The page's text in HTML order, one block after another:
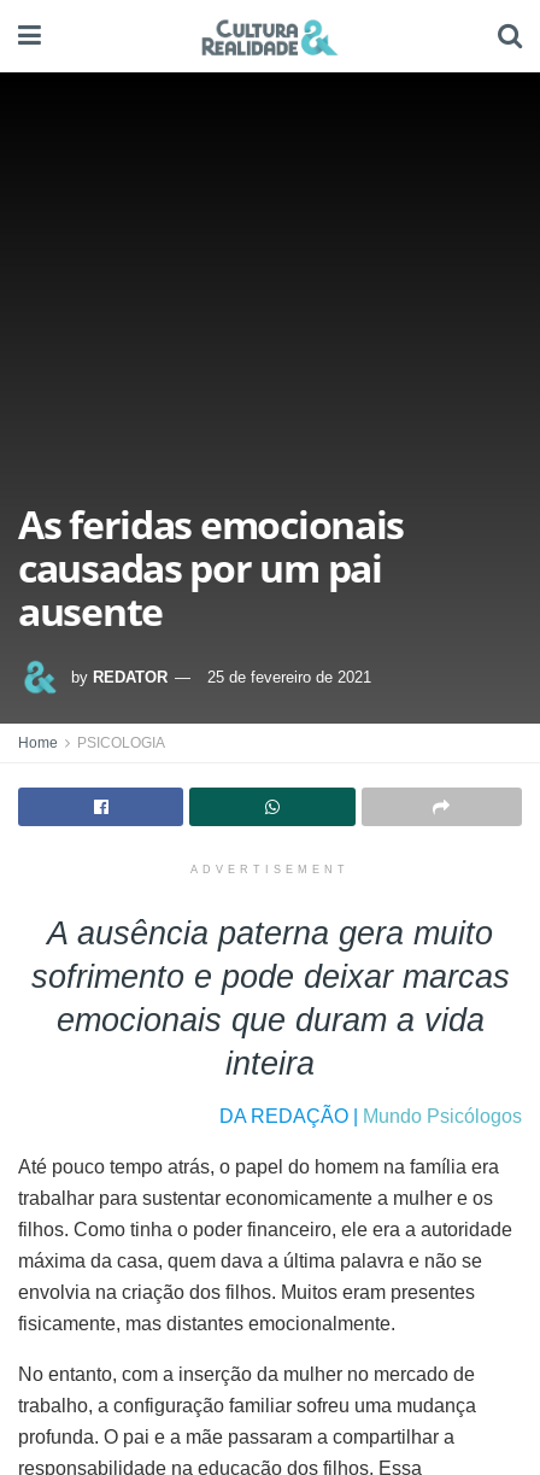
As feridas emocionais
causadas por um pai
ausente
by REDATOR 25 de fevereiro de 2021
Home PSICOLOGIA
ADVERTISEMENT
A ausência paterna gera muito
sofrimento e pode deixar marcas
emocionais que duram a vida
inteira
DA REDAÇÃO | Mundo Psicólogos
Até pouco tempo atrás, o papel do homem na família era
trabalhar para sustentar economicamente a mulher e os
filhos. Como tinha o poder financeiro, ele era a autoridade
máxima da casa, quem dava a última palavra e não se
envolvia na criação dos filhos. Muitos eram presentes
fisicamente, mas distantes emocionalmente.
No entanto, com a inserção da mulher no mercado de
trabalho, a configuração familiar sofreu uma mudança
profunda. O pai e a mãe passaram a compartilhar a
responsabilidade na educação dos filhos. Essa